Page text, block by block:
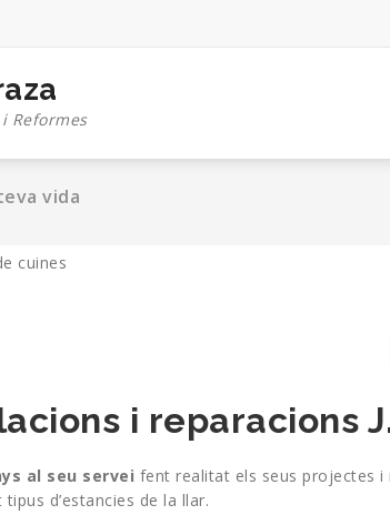
Reformes
vida
cuines
i reparacions
al seu servei fent realitat els seus projectes
d’estancies de la llar.